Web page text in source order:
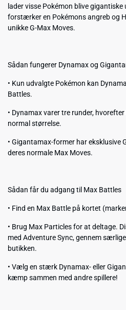
lader visse Pokémon blive
forstærker en Pokémons angreb og
unikke G-Max Moves.
Sådan fungerer Dynamax og
• Kun udvalgte Pokémon kan
Battles.
• Dynamax varer tre runder,
normal størrelse.
• Gigantamax-former har eksklusive
deres normale Max Moves.
Sådan får du adgang til Max Battles
• Find en Max Battle på kortet
• Brug Max Particles for at deltage.
med Adventure Sync, gennem
butikken.
• Vælg en stærk Dynamax- eller
kæmp sammen med andre spillere!